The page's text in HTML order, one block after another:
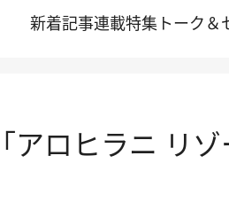
新着記事連載特集 トーク＆
ロヒラニ リ